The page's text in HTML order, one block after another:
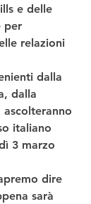
e delle
per
relazioni
dalla
dalla
ascolteranno
italiano
3 marzo
dire
sarà